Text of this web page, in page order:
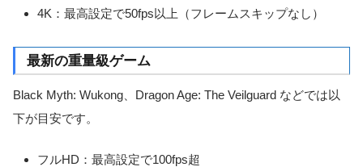
4K：最高設定で50fps以上（フレームスキップなし）
最新の重量級ゲーム
Black Myth: Wukong、Dragon Age: The Veilguard などでは以
下が目安です。
フルHD：最高設定で100fps超